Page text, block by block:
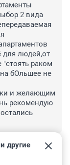
2 вида
для людей,от
раком
на бОльшее не
и желающим
рекомендую
–0
другие